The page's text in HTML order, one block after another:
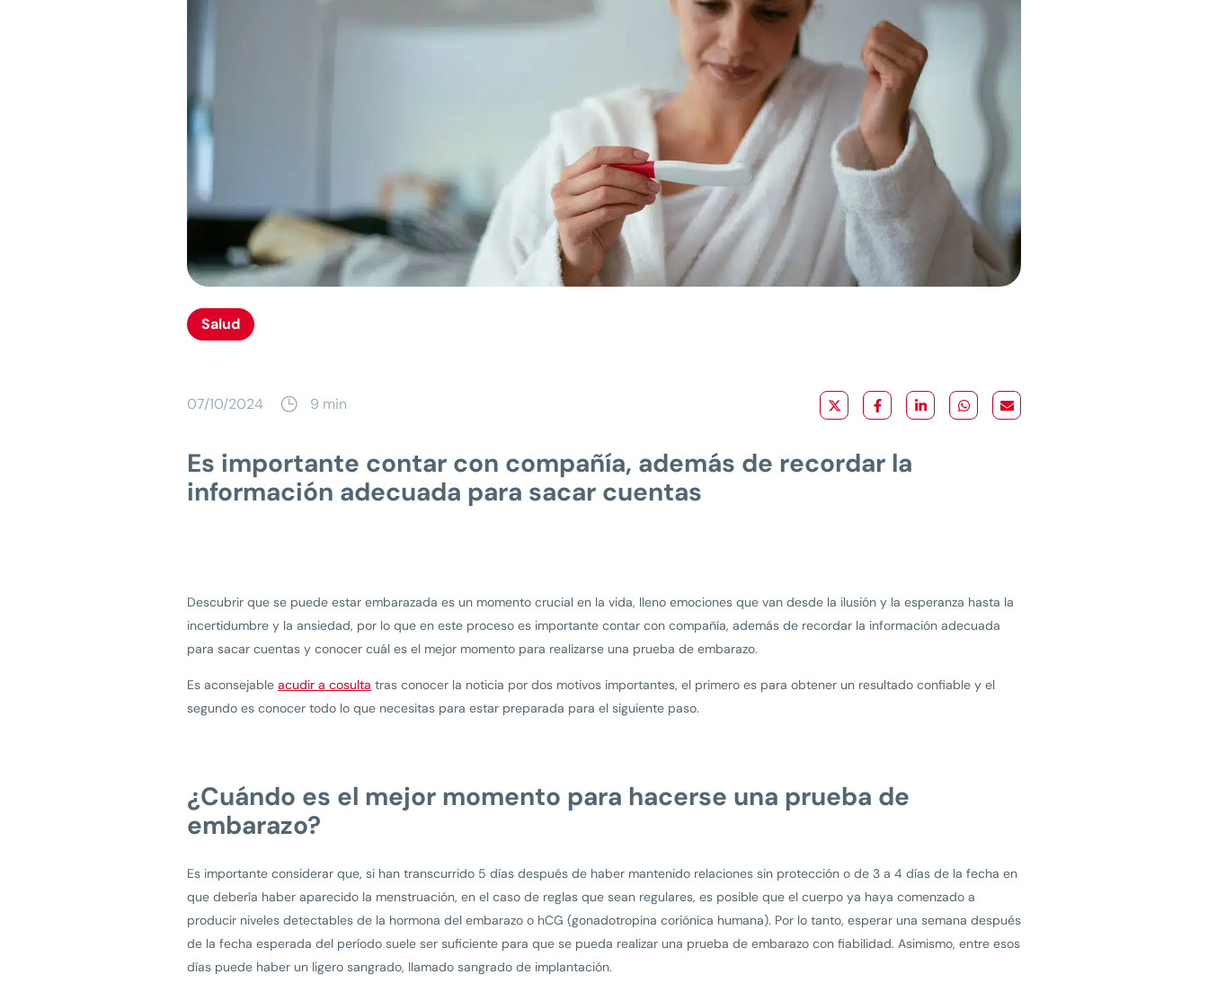
Salud
07/10/2024 9 min
Es importante contar con compañía, además de recordar la
información adecuada para sacar cuentas
Descubrir que se puede estar embarazada es un momento crucial en la vida, lleno emociones que van desde la ilusión y la esperanza hasta la
incertidumbre y la ansiedad, por lo que en este proceso es importante contar con compañía, además de recordar la información adecuada
para sacar cuentas y conocer cuál es el mejor momento para realizarse una prueba de embarazo.
Es aconsejable acudir a cosulta tras conocer la noticia por dos motivos importantes, el primero es para obtener un resultado confiable y el
segundo es conocer todo lo que necesitas para estar preparada para el siguiente paso.
¿Cuándo es el mejor momento para hacerse una prueba de
embarazo?
Es importante considerar que, si han transcurrido 5 días después de haber mantenido relaciones sin protección o de 3 a 4 días de la fecha en
que debería haber aparecido la menstruación, en el caso de reglas que sean regulares, es posible que el cuerpo ya haya comenzado a
producir niveles detectables de la hormona del embarazo o hCG (gonadotropina coriónica humana). Por lo tanto, esperar una semana después
de la fecha esperada del período suele ser suficiente para que se pueda realizar una prueba de embarazo con fiabilidad. Asimismo, entre esos
días puede haber un ligero sangrado, llamado sangrado de implantación.